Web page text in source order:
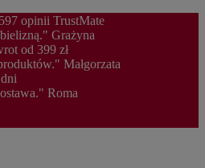
opinii TrustMate
Grażyna
od 399 zł
Małgorzata
Roma